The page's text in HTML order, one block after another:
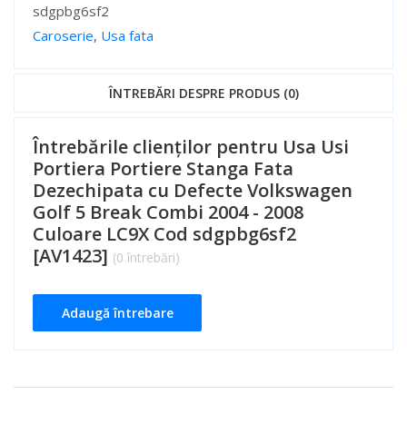
sdgpbg6sf2
Caroserie, Usa fata
ÎNTREBĂRI DESPRE PRODUS (0)
Întrebările clienților pentru Usa Usi
Portiera Portiere Stanga Fata
Dezechipata cu Defecte Volkswagen
Golf 5 Break Combi 2004 - 2008
Culoare LC9X Cod sdgpbg6sf2
[AV1423] (0 întrebări)
Adaugă întrebare